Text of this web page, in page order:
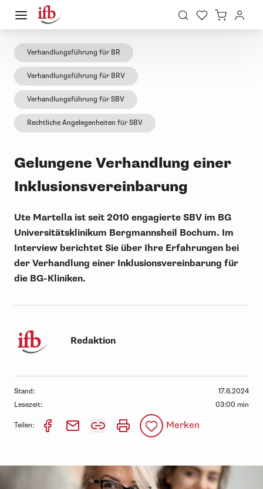
Verhandlungsführung für BR
Verhandlungsführung für BRV
Verhandlungsführung für SBV
Rechtliche Angelegenheiten für SBV
Gelungene Verhandlung einer
Inklusionsvereinbarung
Ute Martella ist seit 2010 engagierte SBV im BG
Universitätsklinikum Bergmannsheil Bochum. Im
Interview berichtet Sie über Ihre Erfahrungen bei
der Verhandlung einer Inklusionsvereinbarung für
die BG-Kliniken.
Redaktion
Stand:
17.6.2024
Lesezeit:
03:00 min
Teilen: Merken